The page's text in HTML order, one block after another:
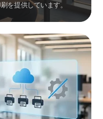
を提供しています。